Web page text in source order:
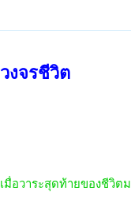
วงจรชีวิต
เมื่อวาระสุดท้ายของชีวิ